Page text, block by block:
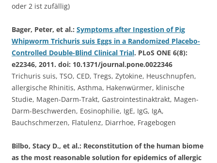
oder 2 ist zufällig)
Bager, Peter, et al.: Symptoms after Ingestion of Pig
Whipworm Trichuris suis Eggs in a Randomized Placebo-
Controlled Double-Blind Clinical Trial. PLoS ONE 6(8):
e22346, 2011. doi: 10.1371/journal.pone.0022346
Trichuris suis, TSO, CED, Tregs, Zytokine, Heuschnupfen,
allergische Rhinitis, Asthma, Hakenwürmer, klinische
Studie, Magen-Darm-Trakt, Gastrointestinaktrakt, Magen-
Darm-Beschwerden, Eosinophilie, IgE, IgG, IgA,
Bauchschmerzen, Flatulenz, Diarrhoe, Fragebogen
Bilbo, Stacy D., et al.: Reconstitution of the human biome
as the most reasonable solution for epidemics of allergic